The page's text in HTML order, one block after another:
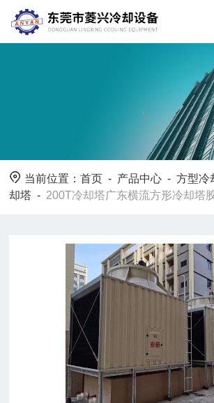
当前位置：首页 - 产品中心 -方型冷
却塔 - 200T冷却塔广东横流方形冷却塔